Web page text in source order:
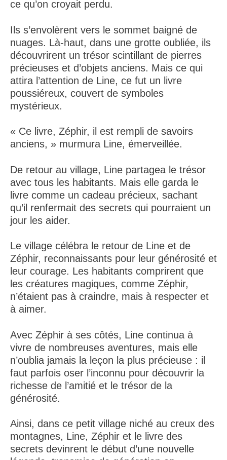
ce qu’on croyait perdu.
Ils s’envolèrent vers le sommet baigné de
nuages. Là-haut, dans une grotte oubliée, ils
découvrirent un trésor scintillant de pierres
précieuses et d’objets anciens. Mais ce qui
attira l’attention de Line, ce fut un livre
poussiéreux, couvert de symboles
mystérieux.
« Ce livre, Zéphir, il est rempli de savoirs
anciens, » murmura Line, émerveillée.
De retour au village, Line partagea le trésor
avec tous les habitants. Mais elle garda le
livre comme un cadeau précieux, sachant
qu’il renfermait des secrets qui pourraient un
jour les aider.
Le village célébra le retour de Line et de
Zéphir, reconnaissants pour leur générosité et
leur courage. Les habitants comprirent que
les créatures magiques, comme Zéphir,
n’étaient pas à craindre, mais à respecter et
à aimer.
Avec Zéphir à ses côtés, Line continua à
vivre de nombreuses aventures, mais elle
n’oublia jamais la leçon la plus précieuse : il
faut parfois oser l’inconnu pour découvrir la
richesse de l’amitié et le trésor de la
générosité.
Ainsi, dans ce petit village niché au creux des
montagnes, Line, Zéphir et le livre des
secrets devinrent le début d’une nouvelle